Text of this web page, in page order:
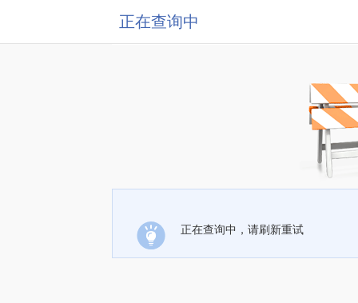
正在查询中
正在查询中，请刷新重试